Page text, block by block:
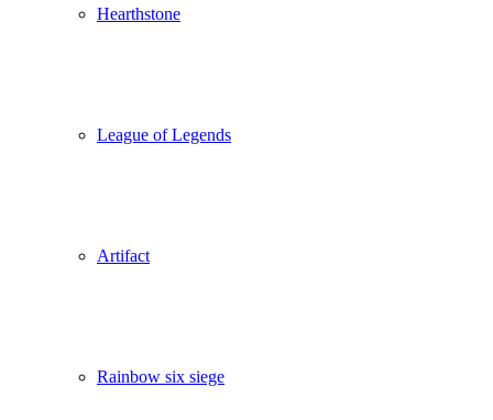
Hearthstone
League of Legends
Artifact
Rainbow six siege